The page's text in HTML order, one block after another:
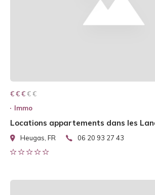
€ € € € €
€ € €
Immo
Locations appartements dans les
Heugas, FR 06 20 93 27 43